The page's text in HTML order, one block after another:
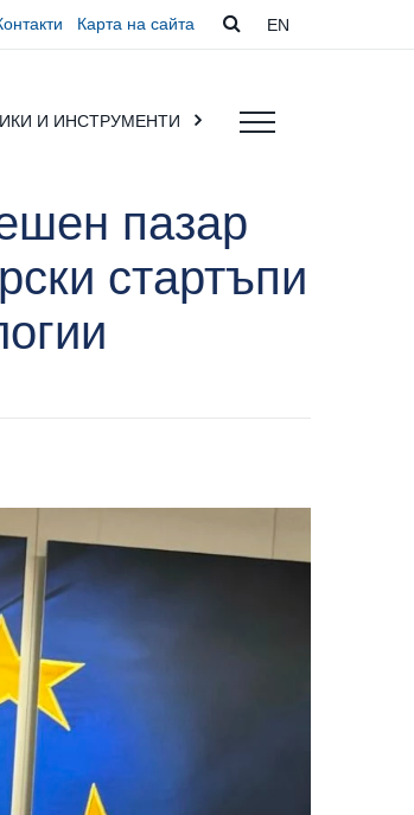
Карта на сайта EN
И ИНСТРУМЕНТИ
пазар
стартъпи